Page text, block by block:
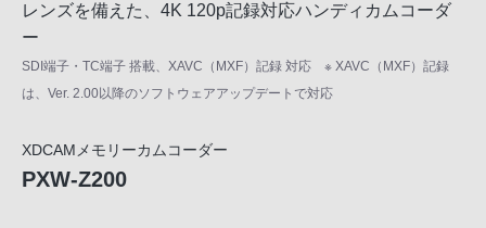
レンズを備えた、4K 120p記録対応ハンディカムコーダ
ー
SDI端子・TC端子 搭載、XAVC（MXF）記録 対応 ※ XAVC（MXF）記録
は、Ver. 2.00以降のソフトウェアアップデートで対応
XDCAMメモリーカムコーダー
PXW-Z200